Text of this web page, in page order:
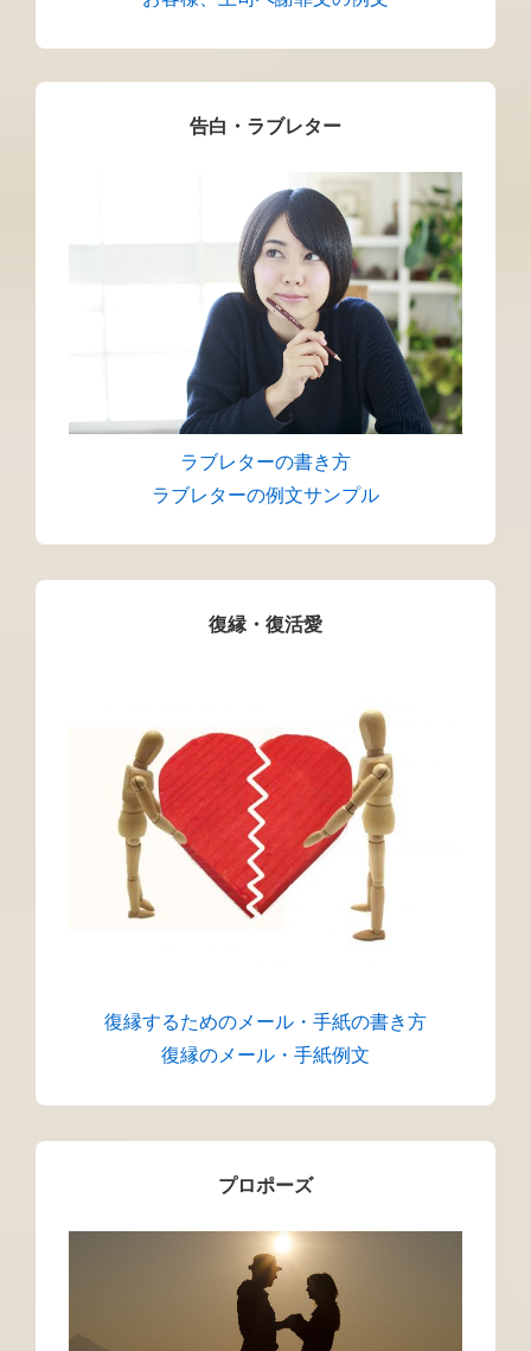
告白・ラブレター
ラブレターの書き方
ラブレターの例文サンプル
復縁・復活愛
復縁するためのメール・手紙の書き方
復縁のメール・手紙例文
プロポーズ